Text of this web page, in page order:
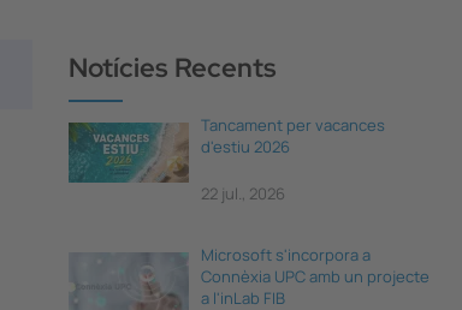
Notícies Recents
Tancament per vacances
d'estiu 2026
22 jul., 2026
Microsoft s'incorpora a
Connèxia UPC amb un projecte
a l'inLab FIB